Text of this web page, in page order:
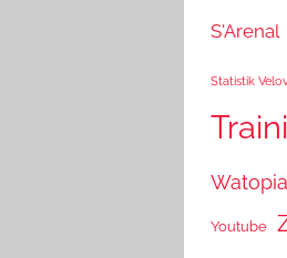
S'Arenal
Statistik
Watopia
Youtube